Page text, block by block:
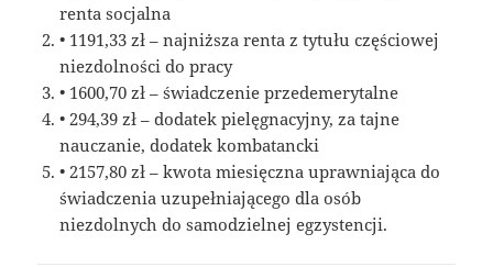
renta socjalna
• 1191,33 zł – najniższa renta z tytułu częściowej
niezdolności do pracy
• 1600,70 zł – świadczenie przedemerytalne
• 294,39 zł – dodatek pielęgnacyjny, za tajne
nauczanie, dodatek kombatancki
• 2157,80 zł – kwota miesięczna uprawniająca do
świadczenia uzupełniającego dla osób
niezdolnych do samodzielnej egzystencji.